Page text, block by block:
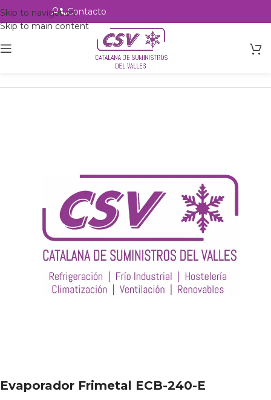
Skip to navigation
Skip to main content
Contacto
Intercambio
Evaporador Frimetal ECB-240-E